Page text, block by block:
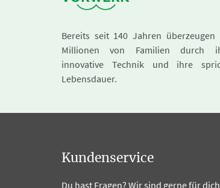
Bereits seit 140 Jahren überzeugen
Millionen von Familien durch
innovative Technik und ihre
Lebensdauer.
Kundenservice
Du hast Fragen? Wir sind gerne für